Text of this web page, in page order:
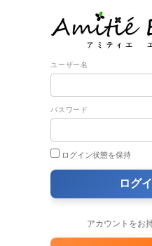
ユーザー名
パスワード
ログイン状態を保持
アカウントをお